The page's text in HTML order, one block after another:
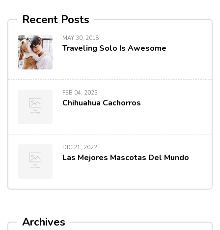
Recent Posts
MAY 30, 2018
Traveling Solo Is Awesome
FEB 04, 2023
Chihuahua Cachorros
DIC 21, 2022
Las Mejores Mascotas Del Mundo
Archives